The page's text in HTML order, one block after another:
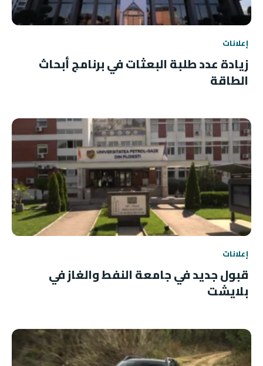
إعلانات
زيادة عدد طلبة البعثات في برنامج أبحاث
الطاقة
إعلانات
قبول جديد في جامعة النفط والغاز في
بلايشت